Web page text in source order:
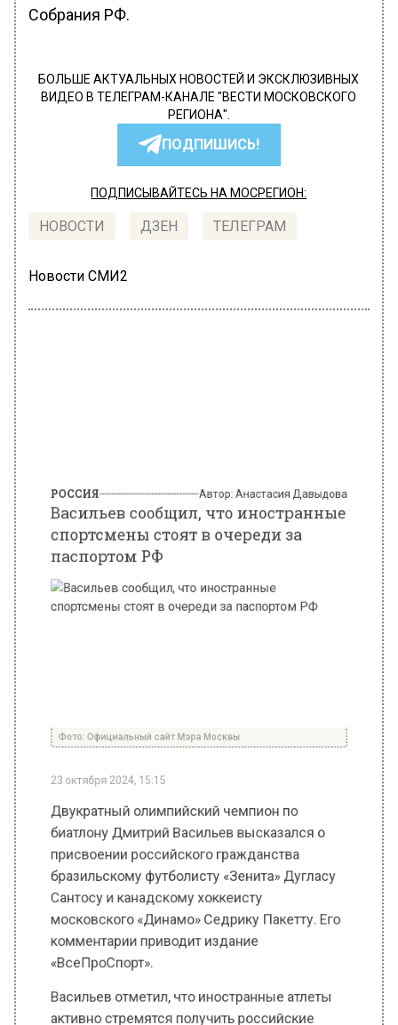
Собрания РФ.
БОЛЬШЕ АКТУАЛЬНЫХ НОВОСТЕЙ И ЭКСКЛЮЗИВНЫХ
ВИДЕО В ТЕЛЕГРАМ-КАНАЛЕ "ВЕСТИ МОСКОВСКОГО
РЕГИОНА".
ПОДПИШИСЬ!
ПОДПИСЫВАЙТЕСЬ НА МОСРЕГИОН:
НОВОСТИ ДЗЕН ТЕЛЕГРАМ
Новости СМИ2
РОССИЯ Автор:Анастасия Давыдова